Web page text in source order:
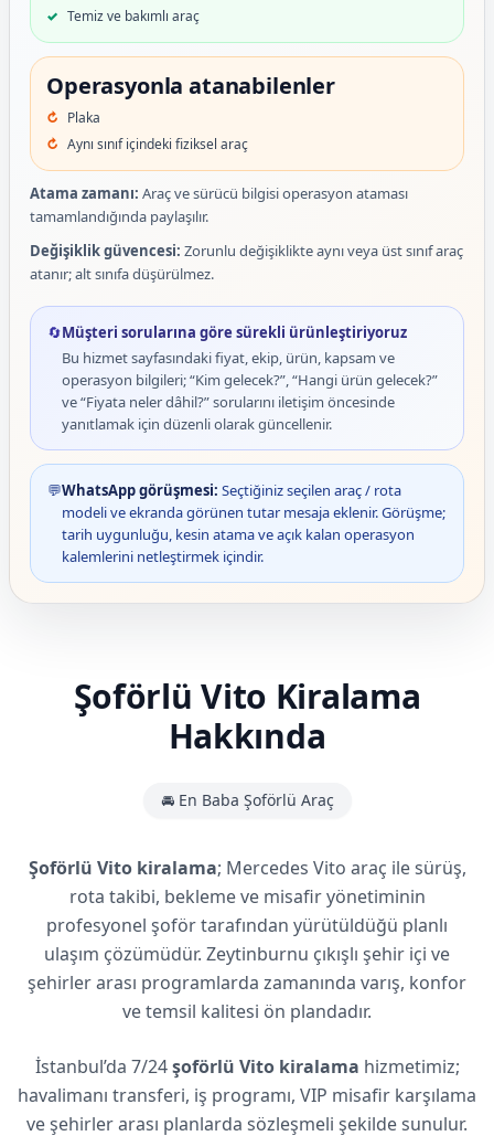
Temiz ve bakımlı araç
Operasyonla atanabilenler
Plaka
Aynı sınıf içindeki fiziksel araç
Atama zamanı: Araç ve sürücü bilgisi operasyon ataması
tamamlandığında paylaşılır.
Değişiklik güvencesi: Zorunlu değişiklikte aynı veya üst sınıf araç
atanır; alt sınıfa düşürülmez.
🔄Müşteri sorularına göre sürekli ürünleştiriyoruz
Bu hizmet sayfasındaki fiyat, ekip, ürün, kapsam ve
operasyon bilgileri; “Kim gelecek?”, “Hangi ürün gelecek?”
ve “Fiyata neler dâhil?” sorularını iletişim öncesinde
yanıtlamak için düzenli olarak güncellenir.
💬WhatsApp görüşmesi: Seçtiğiniz seçilen araç / rota
modeli ve ekranda görünen tutar mesaja eklenir. Görüşme;
tarih uygunluğu, kesin atama ve açık kalan operasyon
kalemlerini netleştirmek içindir.
Şoförlü Vito Kiralama
Hakkında
🚘 En Baba Şoförlü Araç
Şoförlü Vito kiralama; Mercedes Vito araç ile sürüş,
rota takibi, bekleme ve misafir yönetiminin
profesyonel şoför tarafından yürütüldüğü planlı
ulaşım çözümüdür. Zeytinburnu çıkışlı şehir içi ve
şehirler arası programlarda zamanında varış, konfor
ve temsil kalitesi ön plandadır.
İstanbul’da 7/24şoförlü Vito kiralama hizmetimiz;
havalimanı transferi, iş programı, VIP misafir karşılama
ve şehirler arası planlarda sözleşmeli şekilde sunulur.